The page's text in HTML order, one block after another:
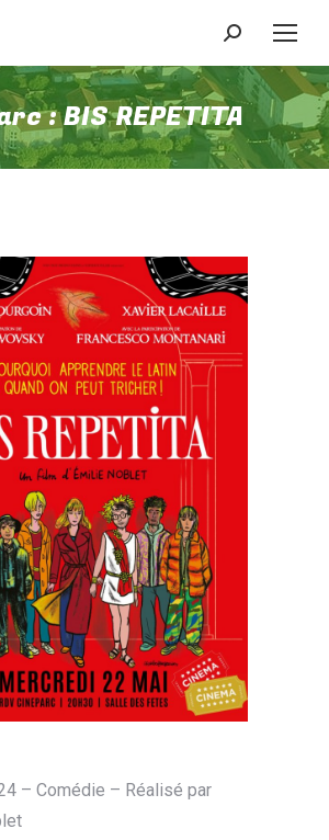
Recherche
:
: BIS REPETITA
– Comédie – Réalisé par